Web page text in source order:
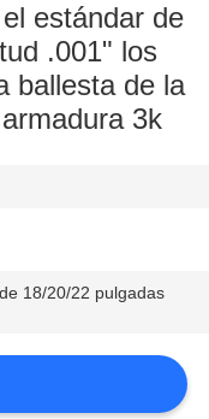
estándar de
.001" los
ballesta de la
3k
18/20/22 pulgadas